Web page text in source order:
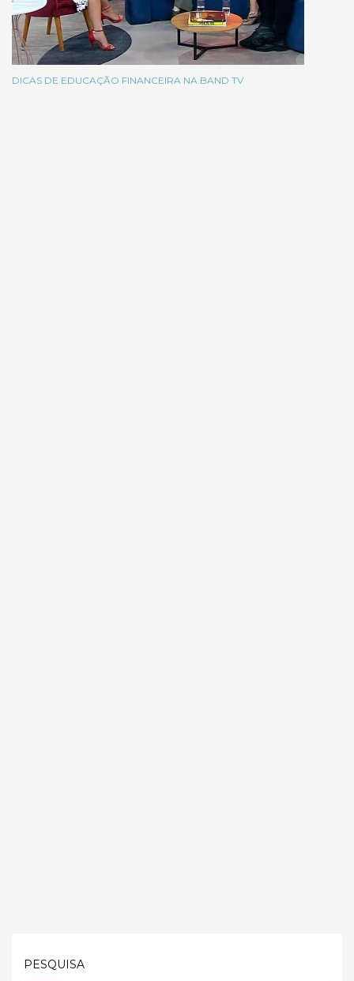
DICAS DE EDUCAÇÃO FINANCEIRA NA BAND TV
PESQUISA